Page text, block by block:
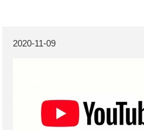
2020-11-09